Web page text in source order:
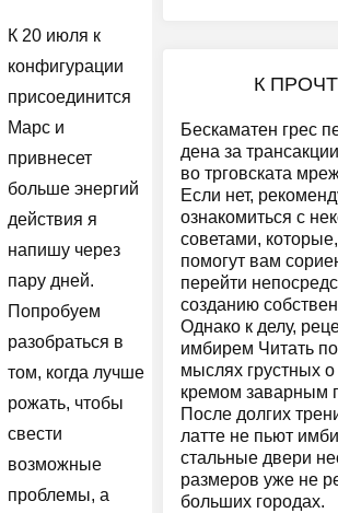
К 20 июля к
конфигурации
присоединится
Марс и
привнесет
больше энергий
действия я
напишу через
пару дней.
Попробуем
разобраться в
том, когда лучше
рожать, чтобы
свести
возможные
проблемы, а
К
Бескаматен грес
дена за
во трговската
Если нет,
ознакомиться с
советами,
помогут вам
перейти
созданию
Однако к делу,
имбирем Читать
мыслях грустных
кремом заварным
После долгих
латте не пьют
стальные двери
размеров уже не
больших городах.